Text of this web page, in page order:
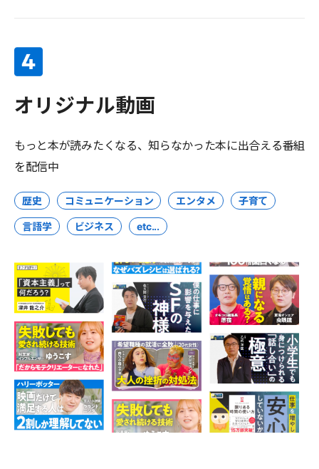
オリジナル動画
もっと本が読みたくなる、知らなかった本に出合える番組
を配信中
歴史 コミュニケーション エンタメ 子育て
言語学 ビジネス etc...